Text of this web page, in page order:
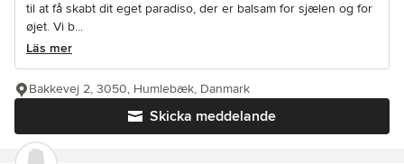
til at få skabt dit eget paradiso, der er balsam for sjælen og for
øjet. Vi b...
Läs mer
Skicka meddelande
Bakkevej 2, 3050, Humlebæk, Danmark